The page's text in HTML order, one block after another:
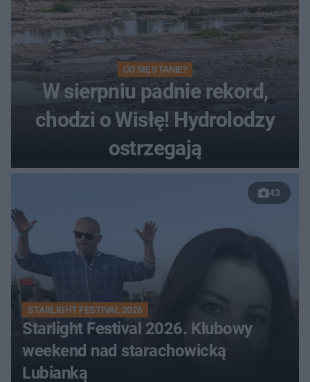
CO SIĘ STANIE?
W sierpniu padnie rekord,
chodzi o Wisłę! Hydrolodzy
ostrzegają
43
STARLIGHT FESTIVAL 2026
Starlight Festival 2026. Klubowy
weekend nad starachowicką
Lubianką